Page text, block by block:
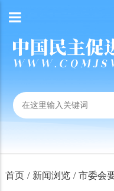
首页 / 新闻浏览 / 市委会